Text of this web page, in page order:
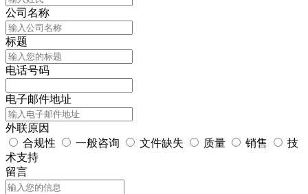
公司名称
标题
电话号码
电子邮件地址
外联原因
合规性
一般咨询 文件缺失 质量 销售
技
术支持
留言